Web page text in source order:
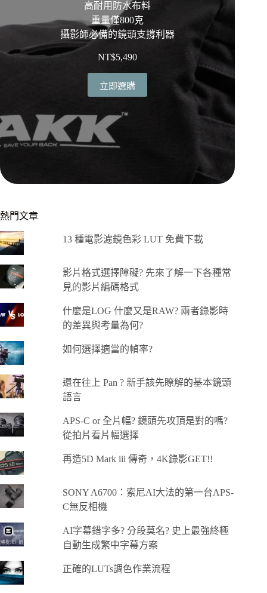
高耐用防水布料
重量僅800克
攝影師必備的鏡頭支撐利器
NT$5,490
立即選購
熱門文章
13 種電影濾鏡色彩 LUT 免費下載
影片格式選擇障礙? 先來了解一下各種常
見的影片編碼格式
什麼是LOG 什麼又是RAW? 兩者錄影時
的差異與考量為何?
如何選擇適當的幀率?
還在往上 Pan ? 新手該先瞭解的基本鏡頭
語言
APS-C or 全片幅? 鏡頭先攻頂是對的嗎?
從拍片看片幅選擇
再造5D Mark iii 傳奇，4K錄影GET!!
SONY A6700：索尼AI大法的第一台APS-
C無反相機
AI字幕錯字多? 分段莫名? 史上最強終極
自動生成繁中字幕方案
正確的LUTs調色作業流程